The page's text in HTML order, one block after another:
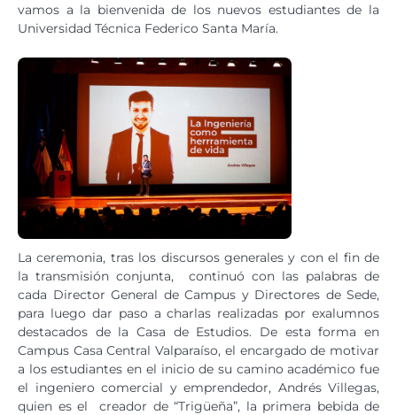
vamos a la bienvenida de los nuevos estudiantes de la
Universidad Técnica Federico Santa María.
La ceremonia, tras los discursos generales y con el fin de
la transmisión conjunta, continuó con las palabras de
cada Director General de Campus y Directores de Sede,
para luego dar paso a charlas realizadas por exalumnos
destacados de la Casa de Estudios. De esta forma en
Campus Casa Central Valparaíso, el encargado de motivar
a los estudiantes en el inicio de su camino académico fue
el ingeniero comercial y emprendedor, Andrés Villegas,
quien es el creador de “Trigüeña”, la primera bebida de